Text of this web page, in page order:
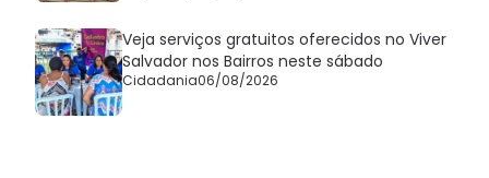
Veja serviços gratuitos oferecidos no Viver
Salvador nos Bairros neste sábado
Cidadania06/08/2026